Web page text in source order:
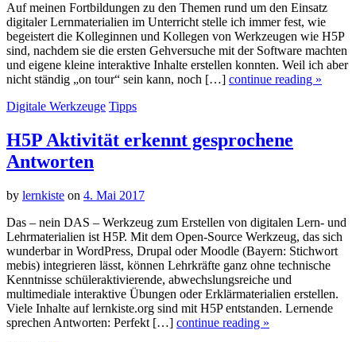
Auf meinen Fortbildungen zu den Themen rund um den Einsatz
digitaler Lernmaterialien im Unterricht stelle ich immer fest, wie
begeistert die Kolleginnen und Kollegen von Werkzeugen wie H5P
sind, nachdem sie die ersten Gehversuche mit der Software machten
und eigene kleine interaktive Inhalte erstellen konnten. Weil ich aber
nicht ständig „on tour“ sein kann, noch […] continue reading »
Digitale Werkzeuge Tipps
H5P Aktivität erkennt gesprochene
Antworten
by lernkiste on 4. Mai 2017
Das – nein DAS – Werkzeug zum Erstellen von digitalen Lern- und
Lehrmaterialien ist H5P. Mit dem Open-Source Werkzeug, das sich
wunderbar in WordPress, Drupal oder Moodle (Bayern: Stichwort
mebis) integrieren lässt, können Lehrkräfte ganz ohne technische
Kenntnisse schüleraktivierende, abwechslungsreiche und
multimediale interaktive Übungen oder Erklärmaterialien erstellen.
Viele Inhalte auf lernkiste.org sind mit H5P entstanden. Lernende
sprechen Antworten: Perfekt […] continue reading »